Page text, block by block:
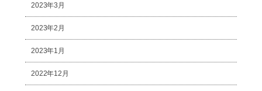
2023年3月
2023年2月
2023年1月
2022年12月